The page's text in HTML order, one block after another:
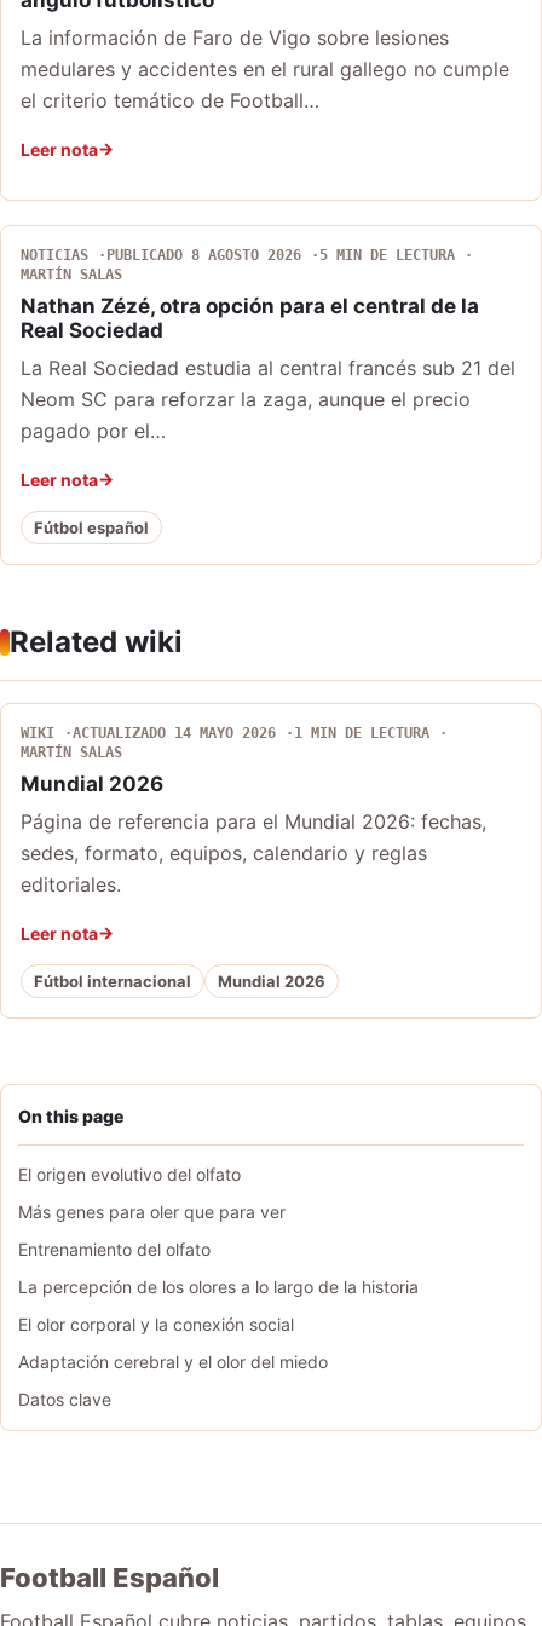
On this page
El origen evolutivo del olfato
Más genes para oler que para ver
Entrenamiento del olfato
La percepción de los olores a lo largo de la historia
El olor corporal y la conexión social
Adaptación cerebral y el olor del miedo
Datos clave
La información de Faro de Vigo sobre lesiones
medulares y accidentes en el rural gallego no cumple
el criterio temático de Football…
Leer nota
NOTICIAS PUBLICADO 8 AGOSTO 2026
5 MIN DE LECTURA
MARTÍN SALAS
Nathan Zézé, otra opción para el central de la
Real Sociedad
La Real Sociedad estudia al central francés sub 21 del
Neom SC para reforzar la zaga, aunque el precio
pagado por el…
Leer nota
Fútbol español
Related wiki
WIKI ACTUALIZADO 14 MAYO 2026
1 MIN DE LECTURA
MARTÍN SALAS
Mundial 2026
Página de referencia para el Mundial 2026: fechas,
sedes, formato, equipos, calendario y reglas
editoriales.
Leer nota
Fútbol internacional Mundial 2026
Football Español